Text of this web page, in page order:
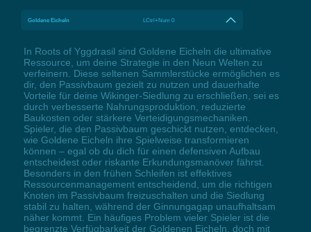
Goldene Eicheln LCtrl+Num 0
In Roots of Yggdrasil sind Goldene Eicheln die ultimative
Ressource, um deine Strategie in den Neun Welten zu
verfeinern. Diese seltenen Sammlerstücke ermöglichen es
dir, den Passivbaum gezielt zu nutzen und dauerhafte
Vorteile für deine Wikinger-Siedlung zu erschließen, sei es
durch verbesserte Nahrungsproduktion, reduzierte
Baukosten oder stärkere Verteidigungsmechaniken.
Spieler, die den Passivbaum geschickt nutzen, entdecken,
wie Goldene Eicheln ihre Spielweise transformieren
können – egal ob du dich für einen defensiven Aufbau
entscheidest oder riskante Erkundungsmanöver fährst.
Besonders in den frühen Schleifen ist effektives
Ressourcenmanagement entscheidend, um die richtigen
Knoten im Passivbaum freizuschalten und die Siedlung
stabil zu halten, während der Ginnungagap unaufhaltsam
näher kommt. Ein häufiges Problem vieler Spieler ist die
begrenzte Verfügbarkeit der Goldenen Eicheln, doch mit